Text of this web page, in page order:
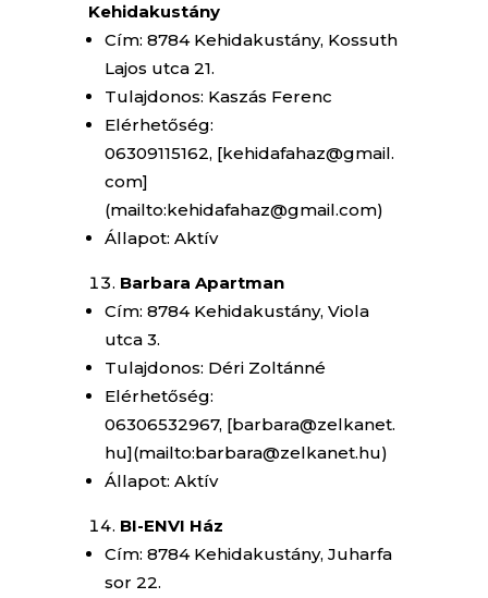
Kehidakustány
Cím: 8784 Kehidakustány, Kossuth
Lajos utca 21.
Tulajdonos: Kaszás Ferenc
Elérhetőség:
06309115162, [kehidafahaz@gmail.
com]
(mailto:kehidafahaz@gmail.com)
Állapot: Aktív
Barbara Apartman
Cím: 8784 Kehidakustány, Viola
utca 3.
Tulajdonos: Déri Zoltánné
Elérhetőség:
06306532967, [barbara@zelkanet.
hu](mailto:barbara@zelkanet.hu)
Állapot: Aktív
BI-ENVI Ház
Cím: 8784 Kehidakustány, Juharfa
sor 22.